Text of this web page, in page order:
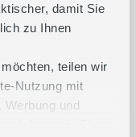
damit Sie
zu Ihnen
teilen wir
Nutzung mit
und